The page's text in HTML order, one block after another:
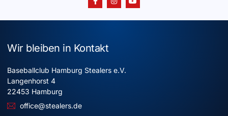
Wir bleiben in Kontakt
Baseballclub Hamburg Stealers e.V.
Langenhorst 4
22453 Hamburg
office@stealers.de